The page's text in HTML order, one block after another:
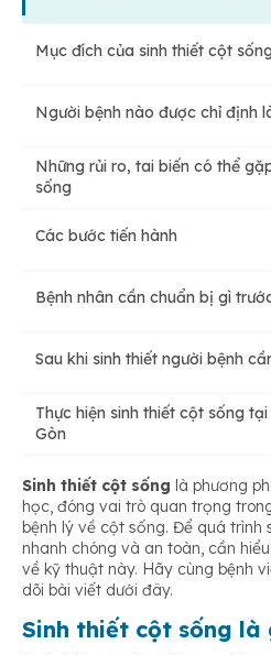
Mục đích của sinh thiết cột sống
Người bệnh nào được chỉ định
Những rủi ro, tai biến có thể
sống
Các bước tiến hành
Bệnh nhân cần chuẩn bị gì
Sau khi sinh thiết người bệnh
Thực hiện sinh thiết cột sống
Gòn
Sinh thiết cột sống là phương
học, đóng vai trò quan trọng
bệnh lý về cột sống. Để quá trình
nhanh chóng và an toàn, cần
về kỹ thuật này. Hãy cùng bệnh
dõi bài viết dưới đây.
Sinh thiết cột sống là